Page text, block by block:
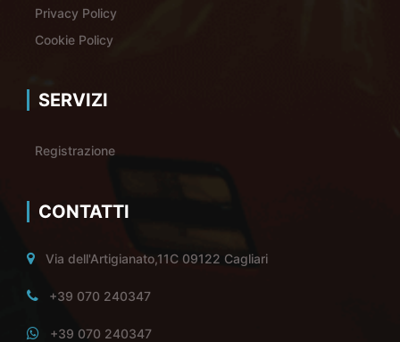
Privacy Policy
Cookie Policy
SERVIZI
Registrazione
CONTATTI
Via dell'Artigianato,11C 09122 Cagliari
+39 070 240347
+39 070 240347